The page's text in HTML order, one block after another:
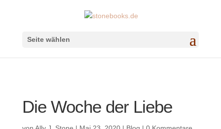
Seite wählen
Die Woche der Liebe